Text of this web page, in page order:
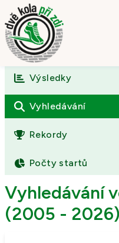
Úvod
O závodě
Výsledky
Fotogalerie
Kontakt
Výsledky
Vyhledávání
Rekordy
Počty startů
Vyhledávání
(2005 - 2026)